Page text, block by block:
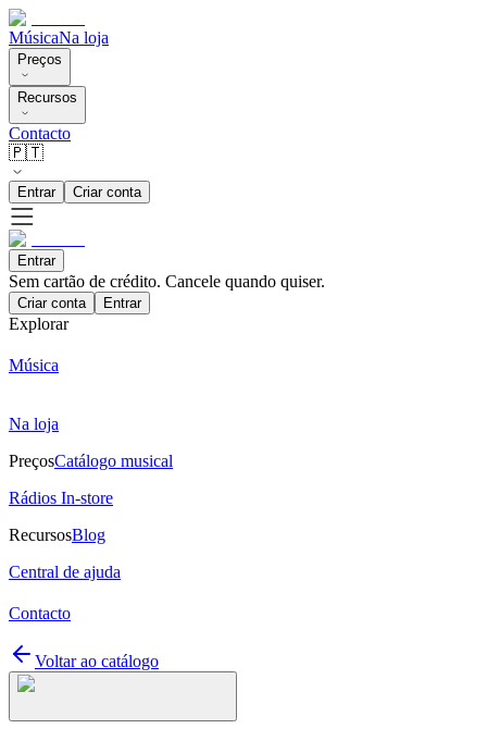
MúsicaNa loja
Preços
Recursos
Contacto
🇵🇹
Entrar Criar conta
Entrar
Sem cartão de crédito. Cancele quando quiser.
Criar conta Entrar
Explorar
Música
Na loja
PreçosCatálogo musical
Rádios In-store
RecursosBlog
Central de ajuda
Contacto
Voltar ao catálogo